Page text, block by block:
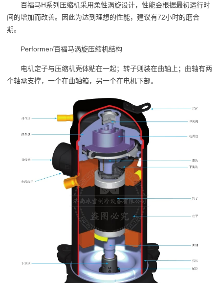
百福马H系列压缩机采用柔性涡旋设计，性能会根据最初运行时
间的增加而改善。因此为达到理想的性能，建议有72小时的磨合
期。
Performer/百福马涡旋压缩机结构
电机定子与压缩机壳体贴在一起；转子则装在曲轴上；曲轴有两
个轴承支撑，一个在曲轴箱，另一个在电机下部。